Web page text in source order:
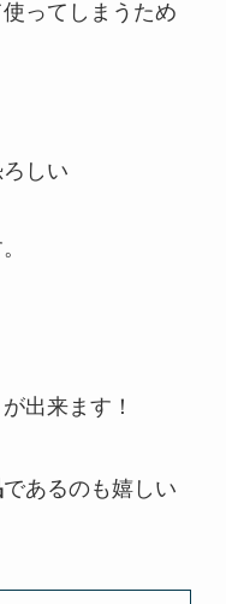
ってしまうため
しい
出来ます！
であるのも嬉しい